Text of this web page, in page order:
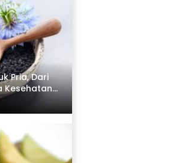
Pria, Dari
Kesehatan